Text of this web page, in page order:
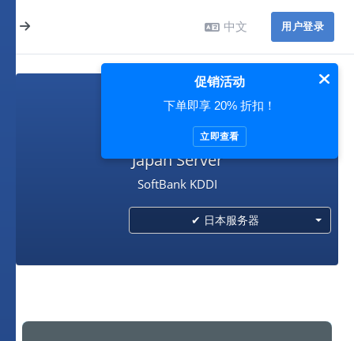
中文 用户登录
日本服务器
Japan Server
SoftBank KDDI
✔ 日本服务器
促销活动
下单即享 20% 折扣！
立即查看